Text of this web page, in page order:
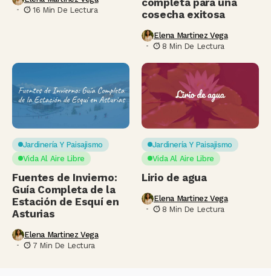
16 Min De Lectura
cosecha exitosa
Elena Martinez Vega
8 Min De Lectura
Jardinería Y Paisajismo
Vida Al Aire Libre
Fuentes de Invierno:
Guía Completa de la
Estación de Esquí en
Asturias
Elena Martinez Vega
7 Min De Lectura
Jardinería Y Paisajismo
Vida Al Aire Libre
Lirio de agua
Elena Martinez Vega
8 Min De Lectura